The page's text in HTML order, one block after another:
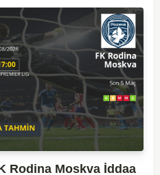
Rodina Moskva İddaa